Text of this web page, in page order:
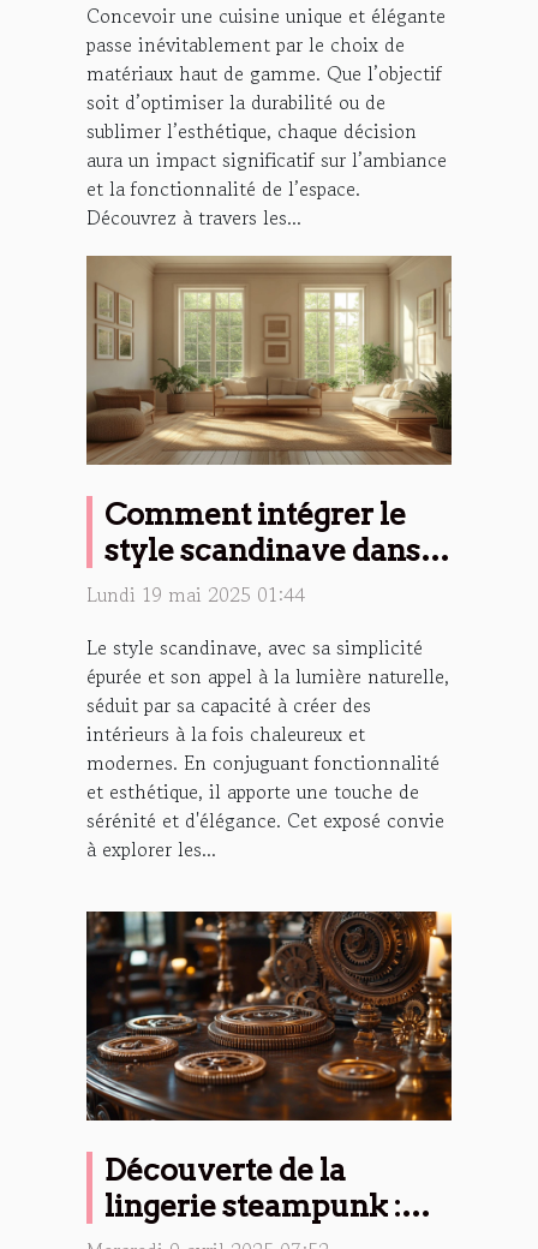
cuisine
Concevoir une cuisine unique et élégante
passe inévitablement par le choix de
matériaux haut de gamme. Que l’objectif
soit d’optimiser la durabilité ou de
sublimer l’esthétique, chaque décision
aura un impact significatif sur l’ambiance
et la fonctionnalité de l’espace.
Découvrez à travers les...
Comment intégrer le
style scandinave dans
différents espaces de la
Lundi 19 mai 2025 01:44
Le style scandinave, avec sa simplicité
épurée et son appel à la lumière naturelle,
séduit par sa capacité à créer des
intérieurs à la fois chaleureux et
modernes. En conjuguant fonctionnalité
et esthétique, il apporte une touche de
sérénité et d'élégance. Cet exposé convie
à explorer les...
Découverte de la
lingerie steampunk :
Origines et